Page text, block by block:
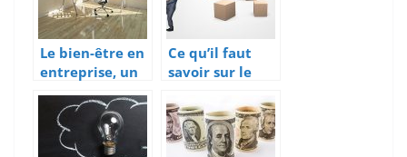
Le bien-être en
entreprise, un
essentiel
Ce qu’il faut
savoir sur le